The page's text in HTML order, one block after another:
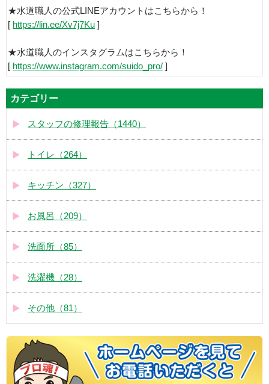
★水道職人の公式LINEアカウントはこちらから！
[ https://lin.ee/Xv7j7Ku ]
★水道職人のインスタグラムはこちらから！
[ https://www.instagram.com/suido_pro/ ]
カテゴリー
スタッフの修理報告（1440）
トイレ（264）
キッチン（327）
お風呂（209）
洗面所（85）
洗濯機（28）
その他（81）